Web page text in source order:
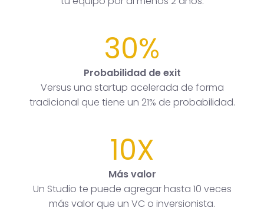
30%
Probabilidad de exit
Versus una startup acelerada de forma
tradicional que tiene un 21% de probabilidad.
10X
Más valor
Un Studio te puede agregar hasta 10 veces
más valor que un VC o inversionista.